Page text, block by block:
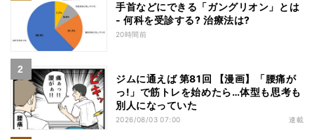
手首などにできる「ガングリオン」とは
- 何科を受診する? 治療法は?
20時間前
ジムに通えば 第81回 【漫画】「腰痛が
っ!」で筋トレを始めたら…体型も思考も
別人になっていた
2026/08/03 07:00 連載